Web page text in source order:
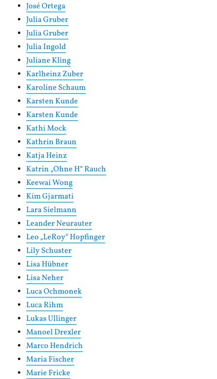
José Ortega
Julia Gruber
Julia Gruber
Julia Ingold
Juliane Kling
Karlheinz Zuber
Karoline Schaum
Karsten Kunde
Karsten Kunde
Kathi Mock
Kathrin Braun
Katja Heinz
Katrin „Ohne H“ Rauch
Keewai Wong
Kim Gjarmati
Lara Sielmann
Leander Neurauter
Leo „LeRoy“ Hopfinger
Lily Schuster
Lisa Hübner
Lisa Neher
Luca Ochmonek
Luca Rihm
Lukas Ullinger
Manoel Drexler
Marco Hendrich
Maria Fischer
Marie Fricke